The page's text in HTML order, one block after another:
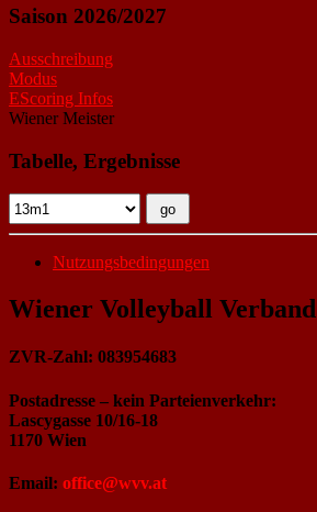
Saison 2026/2027
Ausschreibung
Modus
EScoring Infos
Wiener Meister
Tabelle, Ergebnisse
Nutzungsbedingungen
Wiener Volleyball Verband
ZVR-Zahl: 083954683
Postadresse – kein Parteienverkehr:
Lascygasse 10/16-18
1170 Wien
Email: office@wvv.at